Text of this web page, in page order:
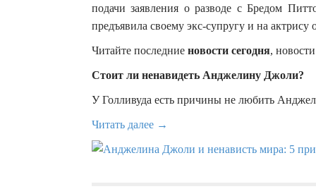
подачи заявления о разводе с Бредом
предъявила своему экс-супругу и на
Читайте последние новости сегодня,
Стоит ли ненавидеть Анджелину Джоли?
У Голливуда есть причины не любить
Читать далее →